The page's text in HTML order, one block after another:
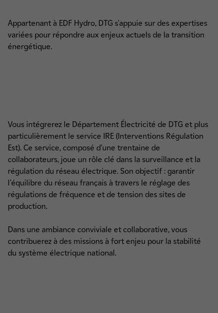
Appartenant à EDF Hydro, DTG s'appuie sur des expertises
variées pour répondre aux enjeux actuels de la transition
énergétique.
Vous intégrerez le Département Électricité de DTG et plus
particulièrement le service IRE (Interventions Régulation
Est). Ce service, composé d’une trentaine de
collaborateurs, joue un rôle clé dans la surveillance et la
régulation du réseau électrique. Son objectif : garantir
l'équilibre du réseau français à travers le réglage des
régulations de fréquence et de tension des sites de
production.
Dans une ambiance conviviale et collaborative, vous
contribuerez à des missions à fort enjeu pour la stabilité
du système électrique national.